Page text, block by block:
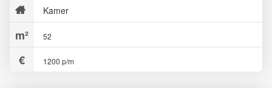
Kamer
52
1200 p/m